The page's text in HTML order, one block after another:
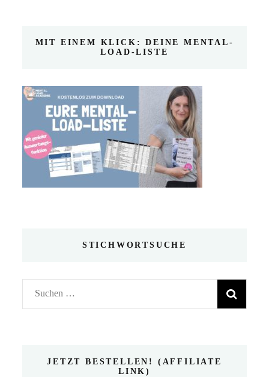
MIT EINEM KLICK: DEINE MENTAL-
LOAD-LISTE
STICHWORTSUCHE
Suchen
nach:
JETZT BESTELLEN! (AFFILIATE
LINK)